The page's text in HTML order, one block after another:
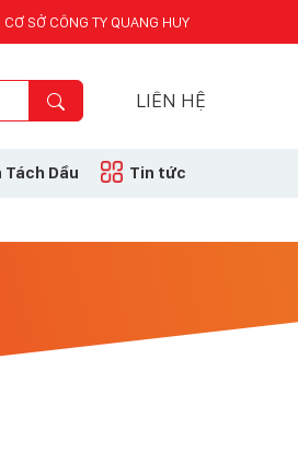
CƠ SỞ CÔNG TY QUANG HUY
LIÊN HỆ
Tách Dầu Tin tức